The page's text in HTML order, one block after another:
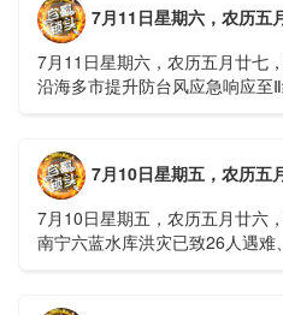
7月11日星期六，农历五
7月11日星期六，农历五月廿七
沿海多市提升防台风应急响应至
7月10日星期五，农历五
7月10日星期五，农历五月廿六
南宁六蓝水库洪灾已致26人遇